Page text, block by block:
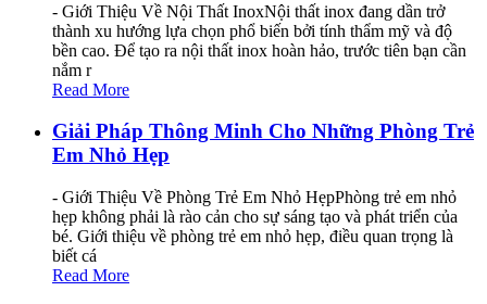
- Giới Thiệu Về Nội Thất InoxNội thất inox đang dần trở
thành xu hướng lựa chọn phổ biến bởi tính thẩm mỹ và độ
bền cao. Để tạo ra nội thất inox hoàn hảo, trước tiên bạn cần
nắm r
Read More
Giải Pháp Thông Minh Cho Những Phòng Trẻ
Em Nhỏ Hẹp
- Giới Thiệu Về Phòng Trẻ Em Nhỏ HẹpPhòng trẻ em nhỏ
hẹp không phải là rào cản cho sự sáng tạo và phát triển của
bé. Giới thiệu về phòng trẻ em nhỏ hẹp, điều quan trọng là
biết cá
Read More